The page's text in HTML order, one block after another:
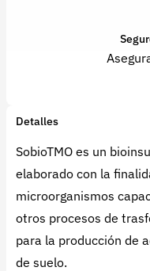
Detalles
SobioTMO es un
elaborado con la
microorganismos
otros procesos de
para la producción de
de suelo.